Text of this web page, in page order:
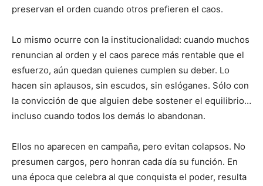
preservan el orden cuando otros prefieren el caos.
Lo mismo ocurre con la institucionalidad: cuando muchos
renuncian al orden y el caos parece más rentable que el
esfuerzo, aún quedan quienes cumplen su deber. Lo
hacen sin aplausos, sin escudos, sin eslóganes. Sólo con
la convicción de que alguien debe sostener el equilibrio…
incluso cuando todos los demás lo abandonan.
Ellos no aparecen en campaña, pero evitan colapsos. No
presumen cargos, pero honran cada día su función. En
una época que celebra al que conquista el poder, resulta